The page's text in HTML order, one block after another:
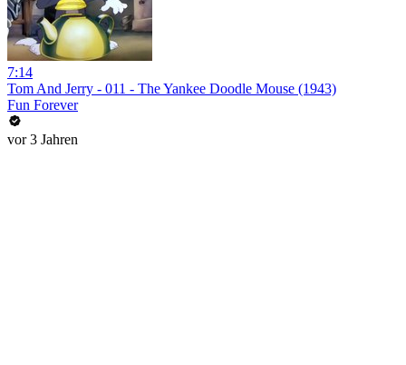
7:14
Tom And Jerry - 011 - The Yankee Doodle Mouse (1943)
Fun Forever
vor 3 Jahren